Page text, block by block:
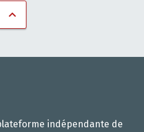
indépendante de